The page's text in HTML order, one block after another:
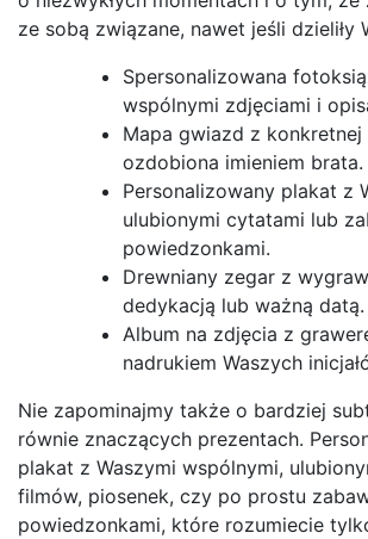
ze sobą związane, nawet jeśli dzieliły
Spersonalizowana
wspólnymi zdjęciami i
Mapa gwiazd z konkretnej
ozdobiona imieniem brata.
Personalizowany plakat z
ulubionymi cytatami lub
powiedzonkami.
Drewniany zegar z
dedykacją lub ważną datą.
Album na zdjęcia z
nadrukiem Waszych
Nie zapominajmy także o bardziej
równie znaczących prezentach.
plakat z Waszymi wspólnymi,
filmów, piosenek, czy po prostu
powiedzonkami, które rozumiecie